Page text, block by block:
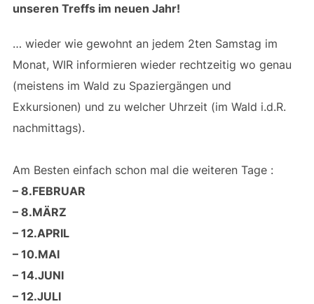
unseren Treffs im neuen Jahr!
… wieder wie gewohnt an jedem 2ten Samstag im
Monat, WIR informieren wieder rechtzeitig wo genau
(meistens im Wald zu Spaziergängen und
Exkursionen) und zu welcher Uhrzeit (im Wald i.d.R.
nachmittags).
Am Besten einfach schon mal die weiteren Tage :
– 8.FEBRUAR
– 8.MÄRZ
– 12.APRIL
– 10.MAI
– 14.JUNI
– 12.JULI